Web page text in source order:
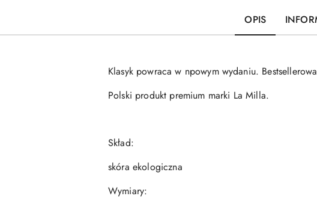
OPIS
Klasyk powraca w npowym wydaniu.
Polski produkt premium marki La Milla.
Skład:
skóra ekologiczna
Wymiary: